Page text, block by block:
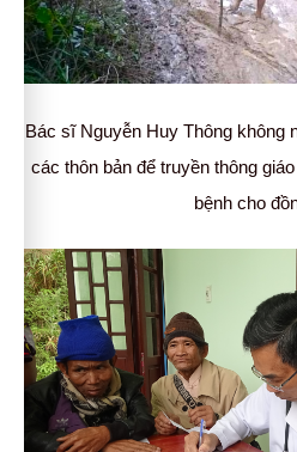
Bác sĩ Nguyễn Huy Thông không
các thôn bản để truyền thông
bệnh cho